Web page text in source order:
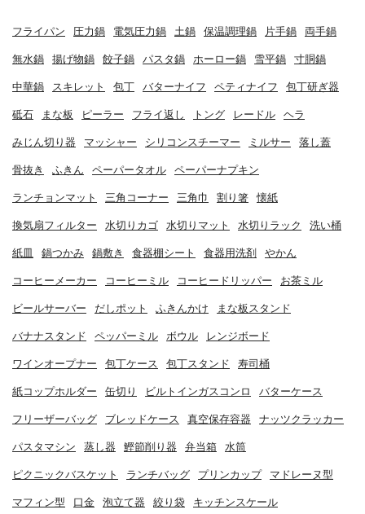
フライパン 圧力鍋 電気圧力鍋 土鍋 保温調理鍋 片手鍋 両手鍋
無水鍋 揚げ物鍋 餃子鍋 パスタ鍋 ホーロー鍋 雪平鍋 寸胴鍋
中華鍋 スキレット 包丁 バターナイフ ペティナイフ 包丁研ぎ器
砥石 まな板 ピーラー フライ返し トング レードル ヘラ
みじん切り器 マッシャー シリコンスチーマー ミルサー 落し蓋
骨抜き ふきん ペーパータオル ペーパーナプキン
ランチョンマット 三角コーナー 三角巾 割り箸 懐紙
換気扇フィルター 水切りカゴ 水切りマット 水切りラック 洗い桶
紙皿 鍋つかみ 鍋敷き 食器棚シート 食器用洗剤 やかん
コーヒーメーカー コーヒーミル コーヒードリッパー お茶ミル
ビールサーバー だしポット ふきんかけ まな板スタンド
バナナスタンド ペッパーミル ボウル レンジボード
ワインオープナー 包丁ケース 包丁スタンド 寿司桶
紙コップホルダー 缶切り ビルトインガスコンロ バターケース
フリーザーバッグ ブレッドケース 真空保存容器 ナッツクラッカー
パスタマシン 蒸し器 鰹節削り器 弁当箱 水筒
ピクニックバスケット ランチバッグ プリンカップ マドレーヌ型
マフィン型 口金 泡立て器 絞り袋 キッチンスケール